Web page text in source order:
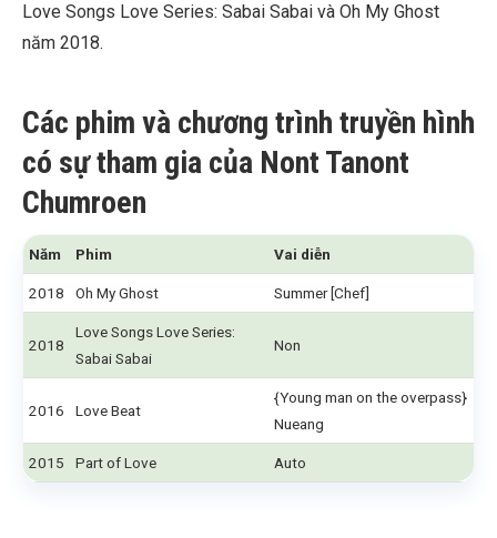
Love Songs Love Series: Sabai Sabai và Oh My Ghost
năm 2018.
Các phim và chương trình truyền hình
có sự tham gia của Nont Tanont
Chumroen
Năm Phim Vai diễn
2018 Oh My Ghost Summer [Chef]
2018
Love Songs Love Series:
Sabai Sabai
Non
2016 Love Beat
{Young man on the overpass}
Nueang
2015 Part of Love Auto